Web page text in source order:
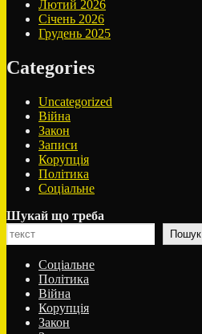
Лютий 2026
Січень 2026
Грудень 2025
Categories
Uncategorized
Війна
Закон
Записи
Корупція
Політика
Соціальне
Шукай що треба
Пошук
Соціальне
Політика
Війна
Корупція
Закон